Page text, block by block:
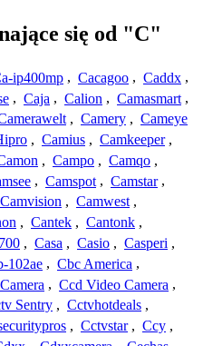
się od "C"
ip400mp , Cacagoo , Caddx ,
, Caja , Calion , Camasmart ,
, Camery , Cameye
, Camius , Camkeeper ,
, Campo , Camqo ,
, Camspot , Camstar ,
Camvision , Camwest ,
, Cantek , Cantonk ,
, Casa , Casio , Casperi ,
102ae , Cbc America ,
, Ccd Video Camera ,
Sentry , Cctvhotdeals ,
, Cctvstar , Ccy ,